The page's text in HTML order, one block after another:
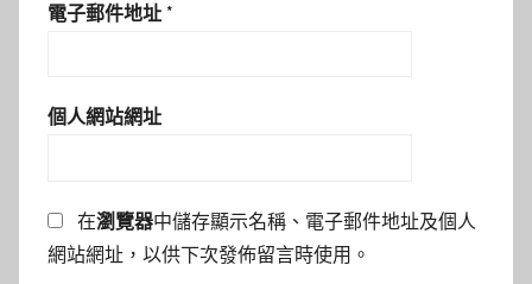
電子郵件地址 *
個人網站網址
在瀏覽器中儲存顯示名稱、電子郵件地址及個人
網站網址，以供下次發佈留言時使用。